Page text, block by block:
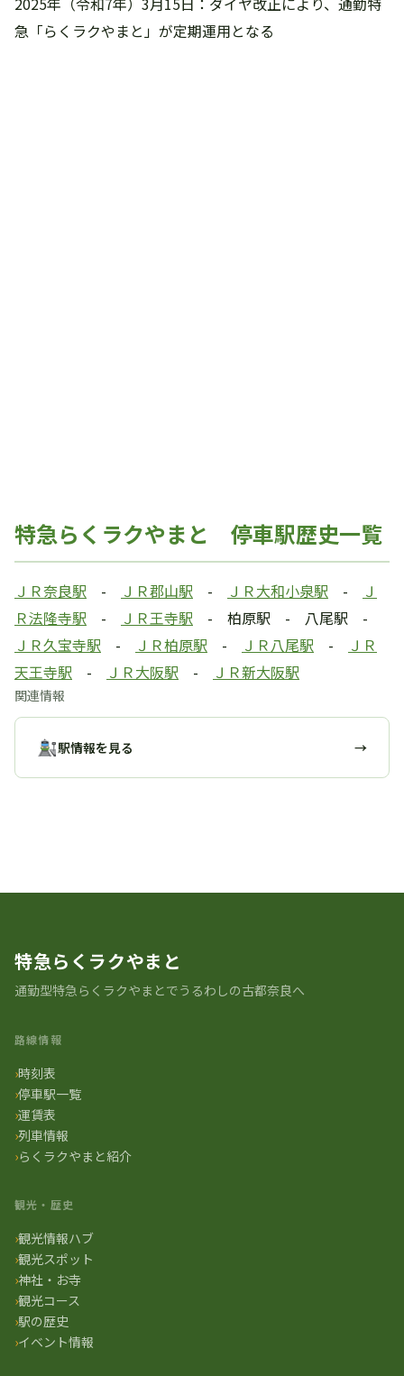
急「らくラクやまと」が定期運用となる
特急らくラクやまと 停車駅歴史一覧
ＪＲ奈良駅 - ＪＲ郡山駅 - ＪＲ大和小泉駅 -
Ｊ
Ｒ法隆寺駅 - ＪＲ王寺駅 - 柏原駅 - 八尾駅 -
ＪＲ久宝寺駅 - ＪＲ柏原駅 - ＪＲ八尾駅 -
ＪＲ
天王寺駅 - ＪＲ大阪駅 - ＪＲ新大阪駅
関連情報
駅情報を見る →
特急らくラクやまと
通勤型特急らくラクやまとでうるわしの古都奈良へ
路線情報
時刻表
停車駅一覧
運賃表
列車情報
らくラクやまと紹介
観光・歴史
観光情報ハブ
観光スポット
神社・お寺
観光コース
駅の歴史
イベント情報